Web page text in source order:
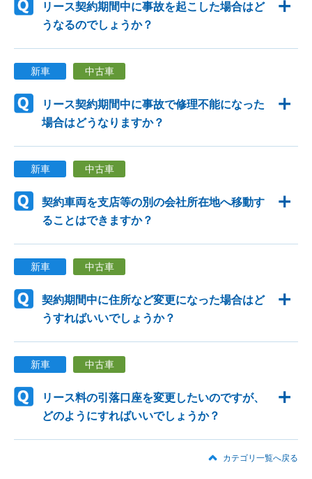
リース契約期間中に事故を起こした場合はど
うなるのでしょうか？
新車 中古車
リース契約期間中に事故で修理不能になった
場合はどうなりますか？
新車 中古車
契約車両を支店等の別の会社所在地へ移動す
ることはできますか？
新車 中古車
契約期間中に住所など変更になった場合はど
うすればいいでしょうか？
新車 中古車
リース料の引落口座を変更したいのですが、
どのようにすればいいでしょうか？
カテゴリ一覧へ戻る